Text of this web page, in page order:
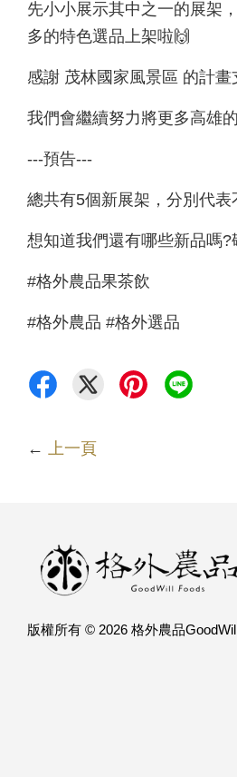
先小小展示其中之一的展架
多的特色選品上架啦🙌
感謝 茂林國家風景區 的計畫
我們會繼續努力將更多高雄
---預告---
總共有5個新展架，分別代
想知道我們還有哪些新品嗎
#格外農品果茶飲
#格外農品 #格外選品
← 上一頁
版權所有 © 2026 格外農品